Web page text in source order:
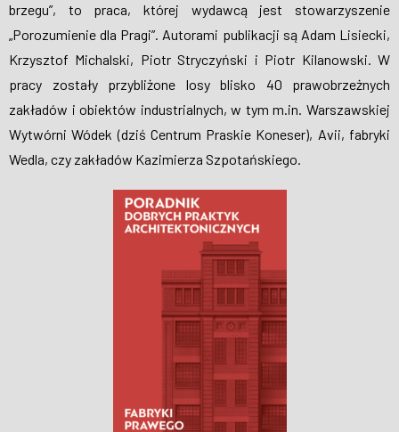
brzegu”, to praca, której wydawcą jest stowarzyszenie
„Porozumienie dla Pragi”. Autorami publikacji są Adam Lisiecki,
Krzysztof Michalski, Piotr Stryczyński i Piotr Kilanowski. W
pracy zostały przybliżone losy blisko 40 prawobrzeżnych
zakładów i obiektów industrialnych, w tym m.in. Warszawskiej
Wytwórni Wódek (dziś Centrum Praskie Koneser), Avii, fabryki
Wedla, czy zakładów Kazimierza Szpotańskiego.